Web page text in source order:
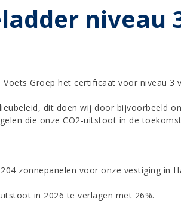
niveau
Groep het certificaat voor niveau 3
dit doen wij door bijvoorbeeld
die onze CO2-uitstoot in de
zonnepanelen voor onze vestiging in
in 2026 te verlagen met 26%.